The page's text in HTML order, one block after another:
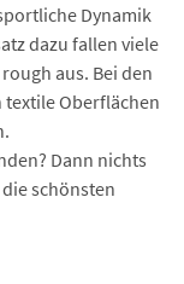
Dynamik
dazu fallen viele
aus. Bei den
textile Oberflächen
Dann nichts
schönsten